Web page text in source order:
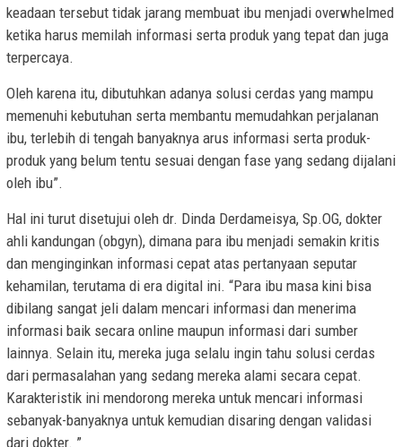
keadaan tersebut tidak jarang membuat ibu menjadi overwhelmed
ketika harus memilah informasi serta produk yang tepat dan juga
terpercaya.
Oleh karena itu, dibutuhkan adanya solusi cerdas yang mampu
memenuhi kebutuhan serta membantu memudahkan perjalanan
ibu, terlebih di tengah banyaknya arus informasi serta produk-
produk yang belum tentu sesuai dengan fase yang sedang dijalani
oleh ibu”.
Hal ini turut disetujui oleh dr. Dinda Derdameisya, Sp.OG, dokter
ahli kandungan (obgyn), dimana para ibu menjadi semakin kritis
dan menginginkan informasi cepat atas pertanyaan seputar
kehamilan, terutama di era digital ini. “Para ibu masa kini bisa
dibilang sangat jeli dalam mencari informasi dan menerima
informasi baik secara online maupun informasi dari sumber
lainnya. Selain itu, mereka juga selalu ingin tahu solusi cerdas
dari permasalahan yang sedang mereka alami secara cepat.
Karakteristik ini mendorong mereka untuk mencari informasi
sebanyak-banyaknya untuk kemudian disaring dengan validasi
dari dokter. ”